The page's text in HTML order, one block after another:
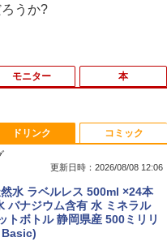
うか?
格金額！】新生活 新古品 W
コンノートパソコンoffice
けノートPC 初期設定済 1
高速SSD1TB 最大 フルHD
軽量薄型 無線 型番更
& 24インチ2台液晶PCセ
i7-7700、RAM:16G
可能(256GBor512GBor1T
WI-FI/Bluetooth/Wi
& KINGSOFT WPS Offic
トップパソコン(再生中古
モニター
19インチ スクエア
ー 薄型 液晶ディスプレイ
ネル SXGA 1280×1024 DVI
本
か小さくてかわいいやつ
KC） [ ナガノ ]
P40i オフホワイト
feat. Flo Milli, ATL Jacob
ドリンク
更新日時：2026/08/08 12:06
水 ラベルレス 500ml ×24本
バナジウム含有 水 ミネラル
トボトル 静岡県産 500ミリリ
Basic)
コミック